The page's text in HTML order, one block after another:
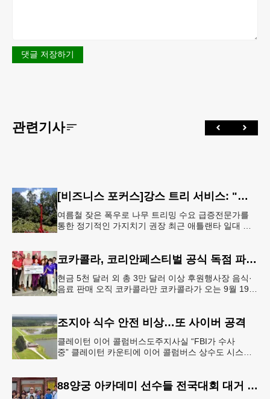
댓글 저장하기
관련기사
[비즈니스 포커스]강스 트리 서비스: "강풍에 부러질라"… 여름철 주택가 수목 관리 '비상'
여름철 잦은 폭우로 나무 트리밍 수요 급증전문가를
통한 정기적인 가지치기 권장 최근 애틀랜타 일대 주
코카콜라, 코리안페스티벌 공식 독점 파트너 참여
현금 5천 달러 외 총 3만 달러 이상 후원행사장 음식·
음료 판매 오직 코카콜라만 코카콜라가 오는 9월 19-
조지아 식수 안전 비상…또 사이버 공격
클레이턴 이어 콜럼버스도주지사실 “FBI가 수사
중” 클레이턴 카운티에 이어 콜럼버스 상수도 시스템
88양궁 아카데미 선수들 전국대회 대거 입상